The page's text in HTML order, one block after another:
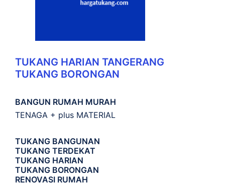
TUKANG HARIAN TANGERANG
TUKANG BORONGAN
BANGUN RUMAH MURAH
TENAGA + plus MATERIAL
TUKANG BANGUNAN
TUKANG TERDEKAT
TUKANG HARIAN
TUKANG BORONGAN
RENOVASI RUMAH